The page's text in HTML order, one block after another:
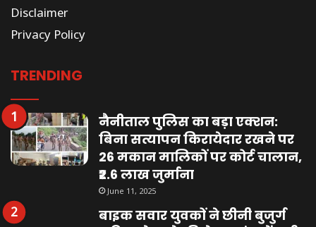
Disclaimer
Privacy Policy
TRENDING
नैनीताल पुलिस का बड़ा एक्शन:
बिना सत्यापन किरायेदार रखने पर
26 मकान मालिकों पर कोर्ट चालान,
₹2.6 लाख जुर्माना
June 11, 2025
बाइक सवार युवकों ने छीनी बुजुर्ग